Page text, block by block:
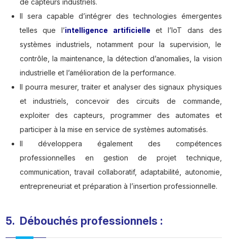
de capteurs industriels.
Il sera capable d’intégrer des technologies émergentes
telles que l’intelligence artificielle et l’IoT dans des
systèmes industriels, notamment pour la supervision, le
contrôle, la maintenance, la détection d’anomalies, la vision
industrielle et l’amélioration de la performance.
Il pourra mesurer, traiter et analyser des signaux physiques
et industriels, concevoir des circuits de commande,
exploiter des capteurs, programmer des automates et
participer à la mise en service de systèmes automatisés.
Il développera également des compétences
professionnelles en gestion de projet technique,
communication, travail collaboratif, adaptabilité, autonomie,
entrepreneuriat et préparation à l’insertion professionnelle.
5. Débouchés professionnels :